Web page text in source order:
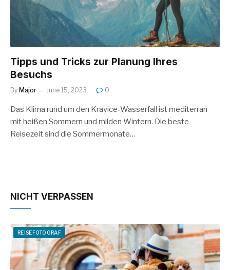
Tipps und Tricks zur Planung Ihres
Besuchs
By Major June 15, 2023 0
Das Klima rund um den Kravice-Wasserfall ist mediterran
mit heißen Sommern und milden Wintern. Die beste
Reisezeit sind die Sommermonate…
NICHT VERPASSEN
REISEFOTOGRAF